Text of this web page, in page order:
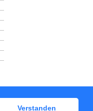
Verstanden